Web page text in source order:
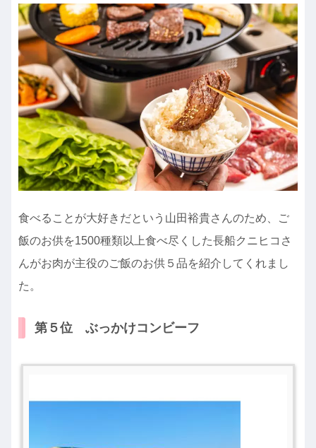
食べることが大好きだという山田裕貴さんのため、ご
飯のお供を1500種類以上食べ尽くした長船クニヒコさ
んがお肉が主役のご飯のお供５品を紹介してくれまし
た。
第５位 ぶっかけコンビーフ